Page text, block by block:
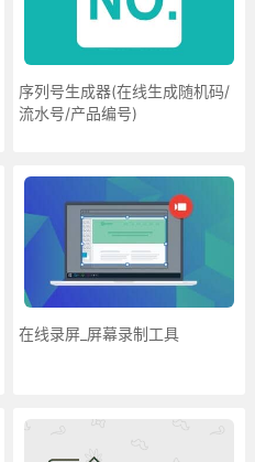
序列号生成器(在线生成随机码/
流水号/产品编号)
在线录屏_屏幕录制工具